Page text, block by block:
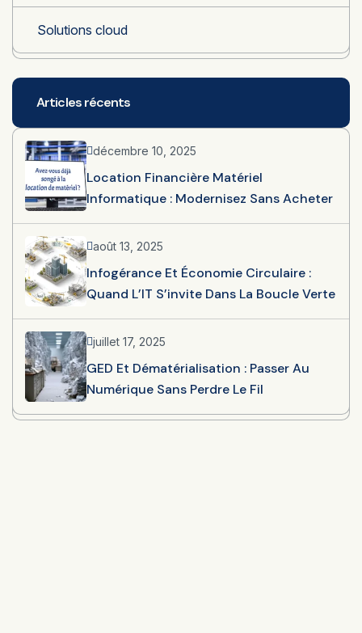
Solutions cloud
Articles récents
décembre 10, 2025
Location Financière Matériel
Informatique : Modernisez Sans Acheter
août 13, 2025
Infogérance Et Économie Circulaire :
Quand L’IT S’invite Dans La Boucle Verte
juillet 17, 2025
GED Et Dématérialisation : Passer Au
Numérique Sans Perdre Le Fil